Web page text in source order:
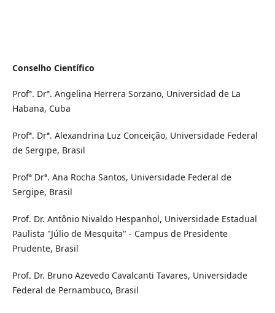
Conselho Científico
Profª. Drª. Angelina Herrera Sorzano, Universidad de La
Habana, Cuba
Profª. Drª. Alexandrina Luz Conceição, Universidade Federal
de Sergipe, Brasil
Profª Drª. Ana Rocha Santos, Universidade Federal de
Sergipe, Brasil
Prof. Dr. Antônio Nivaldo Hespanhol, Universidade Estadual
Paulista "Júlio de Mesquita" - Campus de Presidente
Prudente, Brasil
Prof. Dr. Bruno Azevedo Cavalcanti Tavares, Universidade
Federal de Pernambuco, Brasil